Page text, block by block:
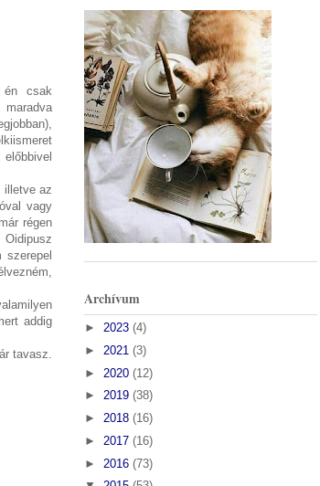
én csak
előbbivel
illetve az
vagy
régen
szerepel
addig
tavasz.
Archívum
► 2023 (4)
► 2021 (3)
► 2020 (12)
► 2019 (38)
► 2018 (16)
► 2017 (16)
► 2016 (73)